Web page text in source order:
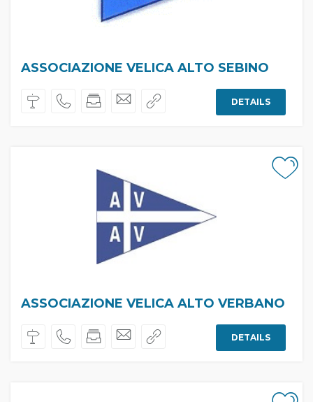
ASSOCIAZIONE VELICA ALTO SEBINO
DETAILS
ASSOCIAZIONE VELICA ALTO VERBANO
DETAILS